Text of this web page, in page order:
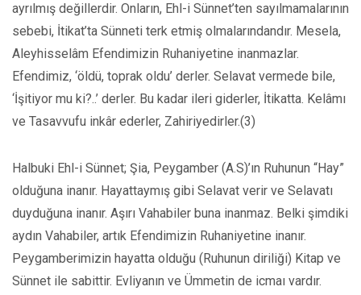
ayrılmış değillerdir. Onların, Ehl-i Sünnet’ten sayılmamalarının
sebebi, İtikat’ta Sünneti terk etmiş olmalarındandır. Mesela,
Aleyhisselâm Efendimizin Ruhaniyetine inanmazlar.
Efendimiz, ‘öldü, toprak oldu’ derler. Selavat vermede bile,
‘İşitiyor mu ki?..’ derler. Bu kadar ileri giderler, İtikatta. Kelâmı
ve Tasavvufu inkâr ederler, Zahiriyedirler.(3)
Halbuki Ehl-i Sünnet; Şia, Peygamber (A.S)’ın Ruhunun “Hay”
olduğuna inanır. Hayattaymış gibi Selavat verir ve Selavatı
duyduğuna inanır. Aşırı Vahabiler buna inanmaz. Belki şimdiki
aydın Vahabiler, artık Efendimizin Ruhaniyetine inanır.
Peygamberimizin hayatta olduğu (Ruhunun diriliği) Kitap ve
Sünnet ile sabittir. Evliyanın ve Ümmetin de icmaı vardır.